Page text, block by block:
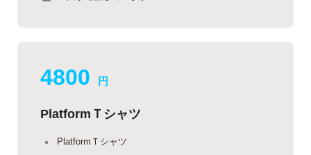
4800 円
PlatformＴシャツ
PlatformＴシャツ